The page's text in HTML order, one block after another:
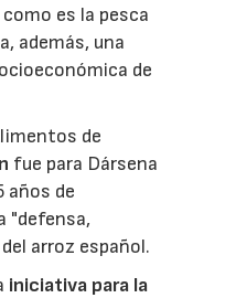
es la pesca
además, una
de
de
fue para Dársena
años de
"defensa,
arroz español.
iniciativa para la